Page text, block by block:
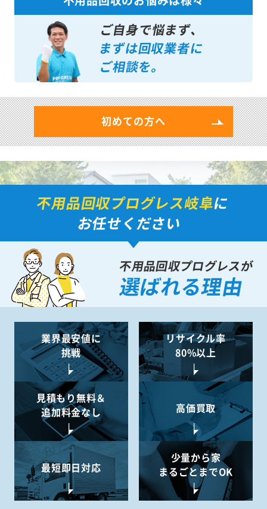
不用品回収のお悩みは様々
ご自身で悩まず、
まずは回収業者に
ご相談を。
初めての方へ
不用品回収プログレス岐阜に
お任せください
不用品回収プログレスが
選ばれる理由
業界最安値に
挑戦
リサイクル率
80%以上
見積もり無料＆
追加料金なし
高価買取
最短即日対応
少量から家
まるごとまでOK